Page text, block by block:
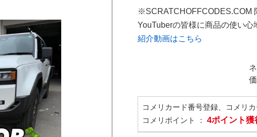
※SCRATCHOFFCODES.COM
YouTuberの皆様に商品の使い心
紹介動画はこちら
コメリカード番号登録、コメリ
コメリポイント ： 4ポイント獲